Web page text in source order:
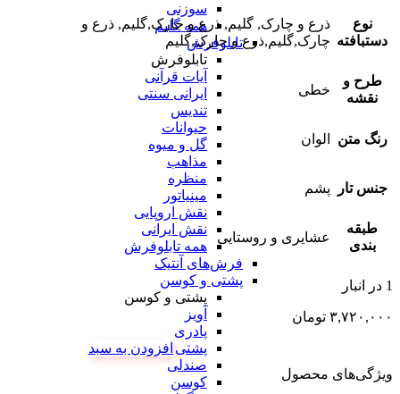
سوزنی
همه گلیم
تابلوفرش
تابلوفرش
آیات قرآنی
ایرانی سنتی
تندیس
حیوانات
گل و میوه
مذاهب
منظره
مینیاتور
نقش اروپایی
نقش ایرانی
همه تابلوفرش
فرش‌های آنتیک
پشتی و کوسن
پشتی و کوسن
آویز
پادری
پشتی
صندلی
کوسن
نوع
دستبافته
ذرع و چارک, گلیم, ذرع و چارک,گلیم, ذرع و
چارک,گلیم,ذرع و چارک,گلیم
طرح و
نقشه
خطی
رنگ متن الوان
جنس تار پشم
طبقه
بندی
عشایری و روستایی
1 در انبار
۳,۷۲۰,۰۰۰ تومان
افزودن به سبد
ویژگی‌های محصول